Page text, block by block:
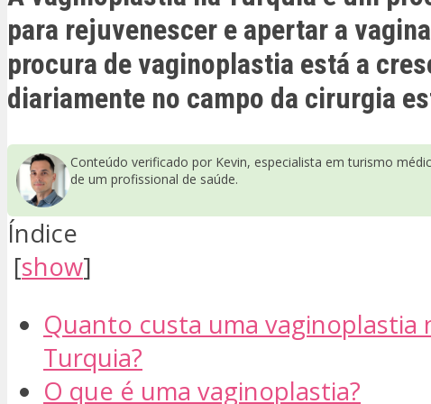
para rejuvenescer e apertar a
procura de vaginoplastia está a
diariamente no campo da cirurgia
Conteúdo verificado por Kevin, especialista em turismo
de um profissional de saúde.
Índice
[show]
Quanto custa uma vaginoplastia
Turquia?
O que é uma vaginoplastia?